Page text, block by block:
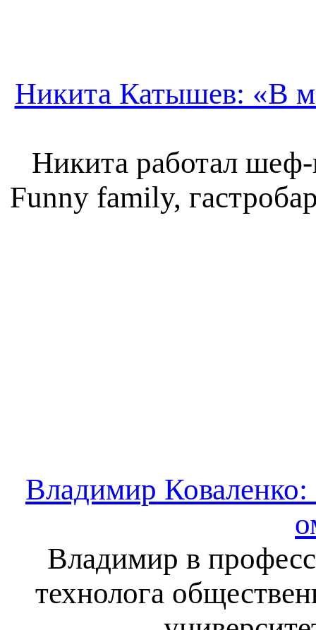
Никита Катышев: «В
Никита работал
Funny family,
Владимир
Владимир в
технолога